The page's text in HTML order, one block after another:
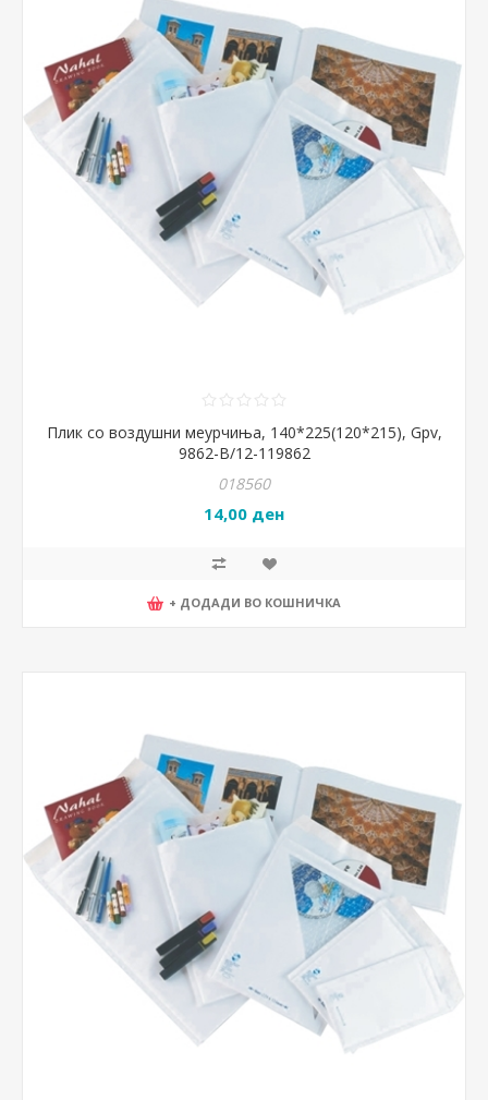
Плик со воздушни меурчиња, 140*225(120*215), Gpv,
9862-B/12-119862
018560
14,00 ден
+ ДОДАДИ ВО КОШНИЧКА